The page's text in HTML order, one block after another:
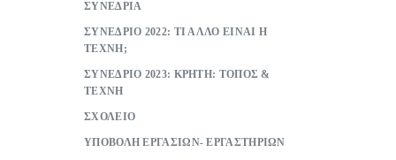
ΣΥΝΕΔΡΙΑ
ΣΥΝΕΔΡΙΟ 2022: ΤΙ ΑΛΛΟ ΕΙΝΑΙ Η
ΤΕΧΝΗ;
ΣΥΝΕΔΡΙΟ 2023: ΚΡΗΤΗ: ΤΟΠΟΣ &
ΤΕΧΝΗ
ΣΧΟΛΕΙΟ
ΥΠΟΒΟΛΗ ΕΡΓΑΣΙΩΝ- ΕΡΓΑΣΤΗΡΙΩΝ